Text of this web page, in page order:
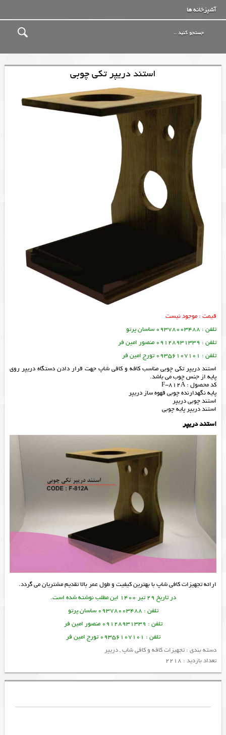
آشپزخانه ها
استند دریپر تکی چوبی
قیمت : موجود نیست
تلفن : 09378003488 ساسان پرتو
تلفن : 09128931339 منصور امین فر
تلفن : 09356107101 تورج امین فر
استند دریپر تکی چوبی مناسب کافه و کافی شاپ جهت قرار دادن دستگاه دریپر روی
پایه از جنس چوب می باشد.
کد محصول : F-812A
پایه نگهدارنده چوبی قهوه ساز دریپر
استند چوبی دریپر
استند دريپر پايه چوبي
استند دریپر
ارائهتجهیزات کافی شاپبا بهترین کیفیت و طول عمر بالا تقدیم مشتریان می گردد.
در تاریخ 29 تیر 1400 این مطلب نوشته شده است.
تلفن : 09378003488 ساسان پرتو
تلفن : 09128931339 منصور امین فر
تلفن : 09356107101 تورج امین فر
دسته بندی :تجهیزات کافه و کافی شاپ,دریپر
تعداد بازدید : 2218